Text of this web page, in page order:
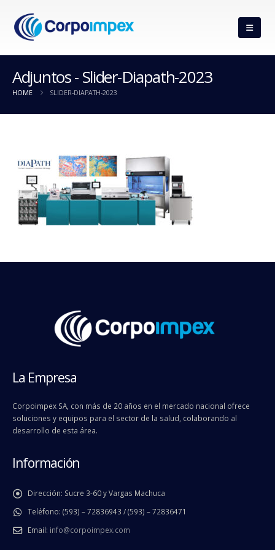
Adjuntos - Slider-Diapath-2023
HOME SLIDER-DIAPATH-2023
La Empresa
Corpoimpex SA, con más de 20 años en el mercado nacional ofrece
soluciones y equipos para el sector de la salud, colaborando al
desarrollo de esta área.
Información
Dirección: Sucre 3-60 y Vargas Machuca
Teléfono: (593) – 72836943 / (593) – 72836471
Email: info@corpoimpex.com